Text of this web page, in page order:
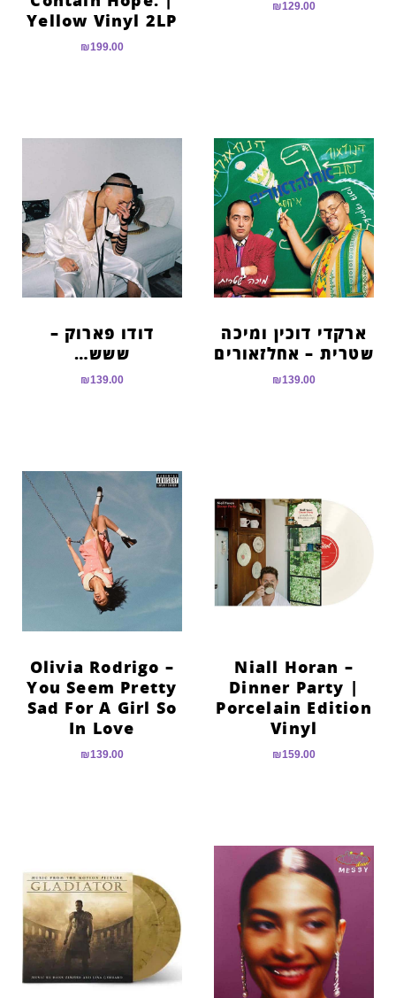
₪129.00
Yellow Vinyl 2LP
₪199.00
ארקדי דוכין ומיכה
שטרית – אחלזאורים
₪139.00
דודו פארוק –
ששש…
₪139.00
Niall Horan –
Dinner Party |
Porcelain Edition
Vinyl
₪159.00
Olivia Rodrigo –
You Seem Pretty
Sad For A Girl So
In Love
₪139.00